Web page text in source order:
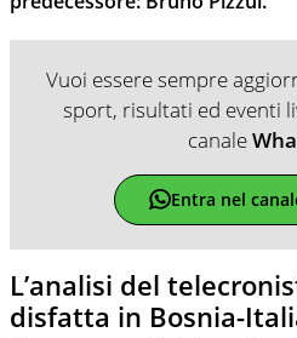
Vuoi essere sempre
sport, risultati ed eventi
canale
Entra nel
L’analisi del
disfatta in Bosnia-